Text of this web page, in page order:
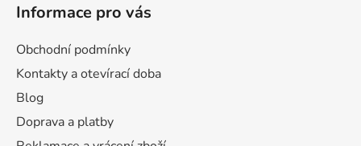
Informace pro vás
Obchodní podmínky
Kontakty a otevírací doba
Blog
Doprava a platby